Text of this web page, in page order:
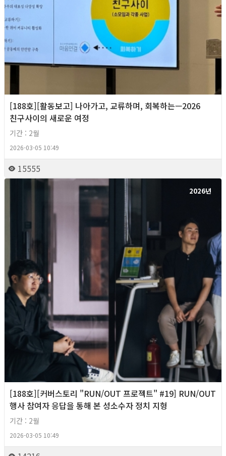
[188호][활동보고] 나아가고, 교류하며, 회복하는—2026
친구사이의 새로운 여정
기간 : 2월
2026-03-05 10:49
15555
2026년
[188호][커버스토리 "RUN/OUT 프로젝트" #19] RUN/OUT
행사 참여자 응답을 통해 본 성소수자 정치 지형
기간 : 2월
2026-03-05 10:49